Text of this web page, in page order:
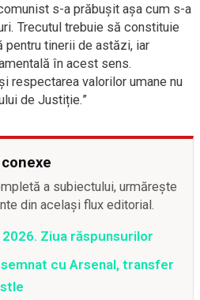
s-a prăbușit așa cum s-a
Trecutul trebuie să constituie
pentru tinerii de astăzi, iar
în acest sens.
respectarea valorilor umane nu
de Justiție.”
a subiectului, urmărește
din același flux editorial.
Ziua răspunsurilor
cu Arsenal, transfer